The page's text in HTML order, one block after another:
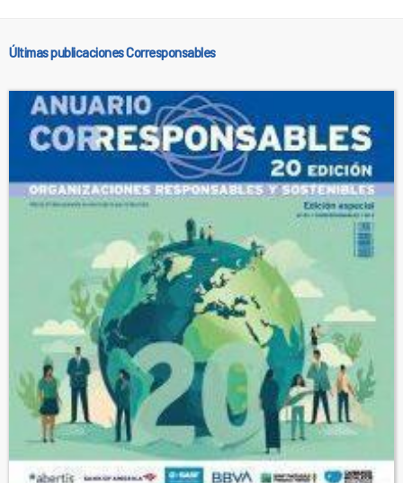
Últimas publicaciones Corresponsables